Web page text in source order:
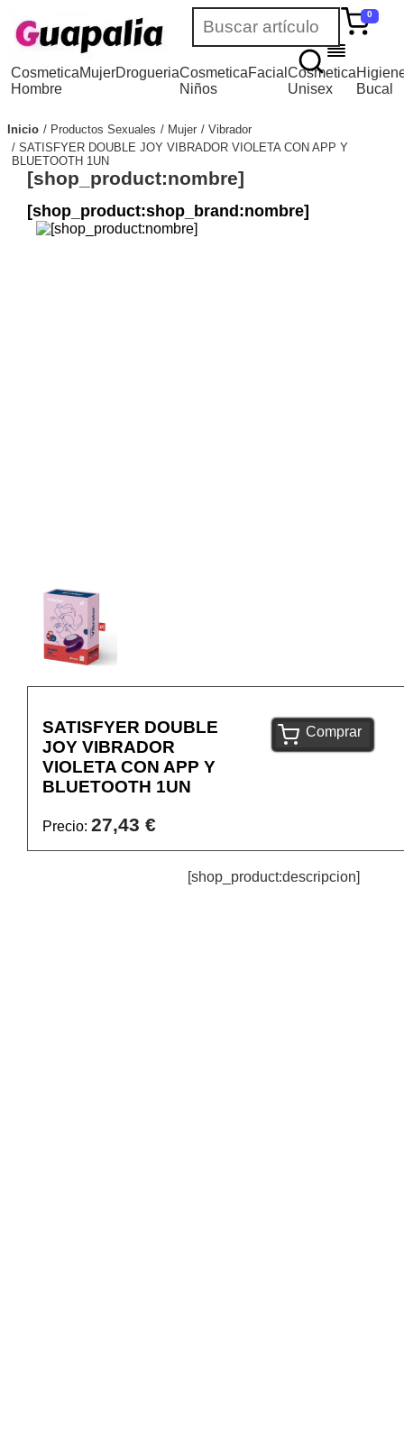
0
Cosmetica
Hombre
MujerDrogueriaCosmetica
Niños
FacialCosmetica
Unisex
Bucal
Inicio Productos Sexuales Mujer
Vibrador
SATISFYER DOUBLE JOY VIBRADOR VIOLETA CON APP Y
BLUETOOTH 1UN
[shop_product:nombre]
[shop_product:shop_brand:nombre]
SATISFYER DOUBLE
JOY VIBRADOR
VIOLETA CON APP Y
BLUETOOTH 1UN
Precio: 27,43 €
Comprar
[shop_product:descripcion]